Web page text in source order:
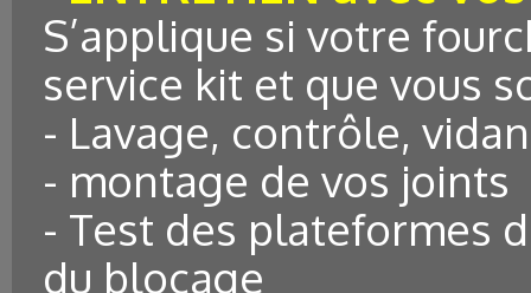
S’applique si votre
service kit et que vous
- Lavage, contrôle,
- montage de vos joints
- Test des plateformes
du blocage